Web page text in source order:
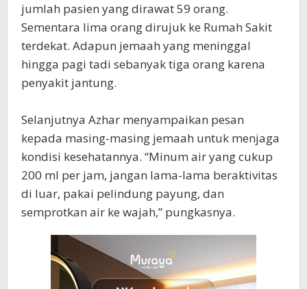
jumlah pasien yang dirawat 59 orang.
Sementara lima orang dirujuk ke Rumah Sakit
terdekat. Adapun jemaah yang meninggal
hingga pagi tadi sebanyak tiga orang karena
penyakit jantung.
Selanjutnya Azhar menyampaikan pesan
kepada masing-masing jemaah untuk menjaga
kondisi kesehatannya. “Minum air yang cukup
200 ml per jam, jangan lama-lama beraktivitas
di luar, pakai pelindung payung, dan
semprotkan air ke wajah,” pungkasnya.